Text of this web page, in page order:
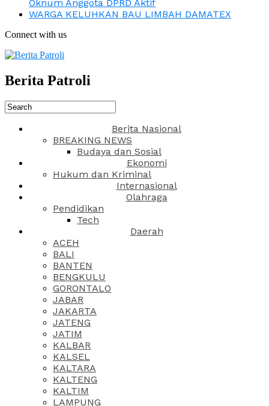
Oknum Anggota DPRD Aktif
WARGA KELUHKAN BAU LIMBAH DAMATEX
Connect with us
Berita Patroli
Berita Nasional
BREAKING NEWS
Budaya dan Sosial
Ekonomi
Hukum dan Kriminal
Internasional
Olahraga
Pendidikan
Tech
Daerah
ACEH
BALI
BANTEN
BENGKULU
GORONTALO
JABAR
JAKARTA
JATENG
JATIM
KALBAR
KALSEL
KALTARA
KALTENG
KALTIM
LAMPUNG